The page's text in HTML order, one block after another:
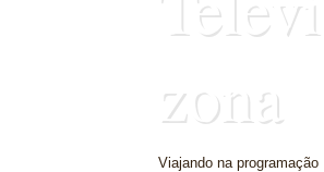
zona
Viajando na programação